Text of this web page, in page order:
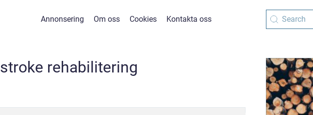
Annonsering Om oss Cookies Kontakta oss
stroke rehabilitering